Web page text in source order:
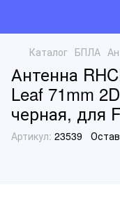
Каталог БПЛА
Антенна
Leaf 71mm
черная, для
Артикул: 23539